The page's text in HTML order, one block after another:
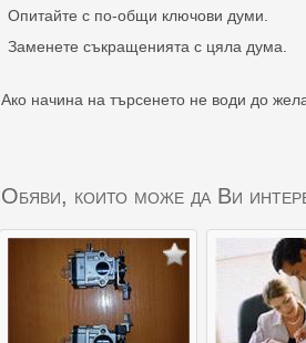
Опитайте с по-общи ключови думи.
Заменете съкращенията с цяла дума.
Ако начина на търсенето не води до
Обяви, които може да Ви